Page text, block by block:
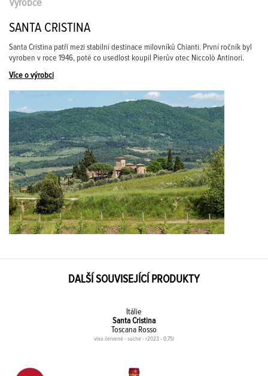
Výrobce
SANTA CRISTINA
Santa Cristina patří mezi stabilní destinace milovníků Chianti. První ročník byl
vyroben v roce 1946, poté co usedlost koupil Pierův otec Niccolò Antinori.
Více o výrobci
DALŠÍ SOUVISEJÍCÍ PRODUKTY
Itálie
Santa Cristina
Toscana Rosso
víno červené - suché - r2023 - 0,75l